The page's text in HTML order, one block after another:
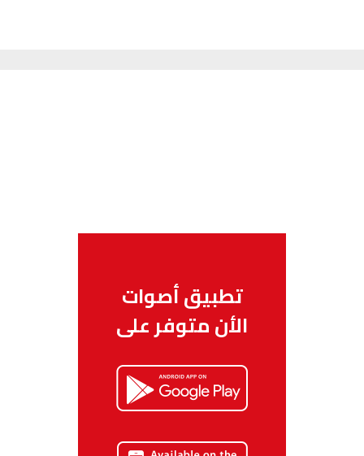
تطبيق أصوات
الأن متوفر على